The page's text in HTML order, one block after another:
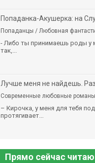
Попаданка-Акушерка: на
Попаданцы / Любовная
- Либо ты принимаешь роды у
так,...
Лучше меня не найдешь.
Современные любовные романы
– Кирочка, у меня для тебя
протягивает...
Прямо сейчас